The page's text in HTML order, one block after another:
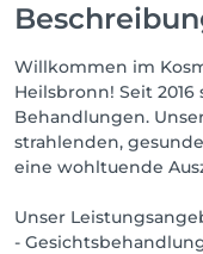
Willkommen im
Heilsbronn! Seit
Behandlungen.
strahlenden,
eine wohltuende
Unser
-